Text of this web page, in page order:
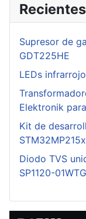
Recientes
Supresor de
GDT225HE
LEDs
Elektronik
Kit de
Diodo TVS
SP1120-01WTG